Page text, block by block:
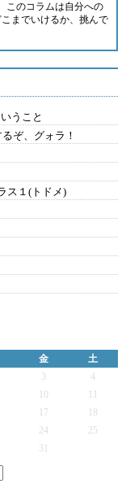
このコラムは自分への
までいけるか、挑んで
うこと
ぞ、グォラ！
ス１(トドメ)
金
土
3
4
17
24
25
31